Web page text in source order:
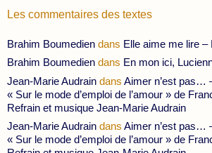
Les commentaires des textes
Brahim Boumedien dans Elle aime me lire
Brahim Boumedien dans En mon ici,
Jean-Marie Audrain dans Aimer n’est pas…
« Sur le mode d’emploi de l’amour » de
Refrain et musique Jean-Marie Audrain
Jean-Marie Audrain dans Aimer n’est pas…
« Sur le mode d’emploi de l’amour » de